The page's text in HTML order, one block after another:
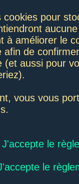
cookies pour
à améliorer le
afin de
(et aussi pour
vous vous
J'accepte le
le